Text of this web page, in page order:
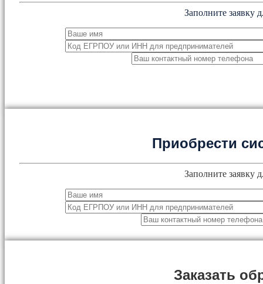
Заполните заявку
Приобрести
Заполните заявку
Заказать